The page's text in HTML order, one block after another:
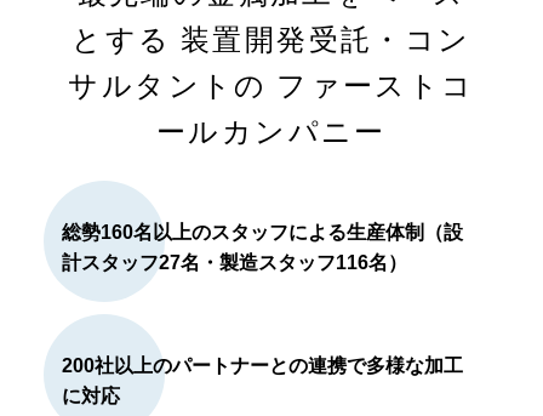
とする 装置開発受託・コン
サルタントの ファーストコ
ールカンパニー
総勢160名以上のスタッフによる生産体制（設
計スタッフ27名・製造スタッフ116名）
200社以上のパートナーとの連携で多様な加工
に対応